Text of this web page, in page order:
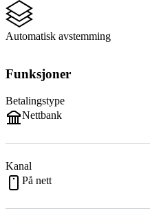
Automatisk avstemming
Funksjoner
Betalingstype
Nettbank
Kanal
På nett